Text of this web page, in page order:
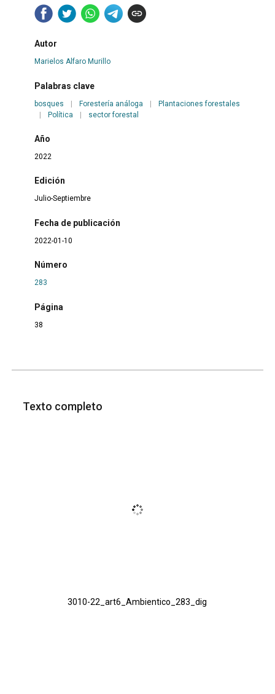
Autor
Marielos Alfaro Murillo
Palabras clave
bosques | Forestería análoga |
Plantaciones forestales
|
Política | sector forestal
Año
2022
Edición
Julio-Septiembre
Fecha de publicación
2022-01-10
Número
283
Página
38
Texto completo
3010-22_art6_Ambientico_283_dig